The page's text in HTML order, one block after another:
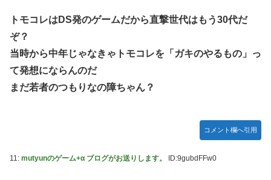
『ほの暮しの庭』パケ版初週売上、Switch2版「21965本」
Switch版「12458本」
百合子「隣に座る貴女」【ミリマス】
上國料萌衣ちゃん、留学中にマックのバイトに応募するも書
類選考で落とされてしまう
集開始 すでにトヨタ関係者が居住
トモコレはDS発のゲームだから直撃世代はもう30代だ
ぞ？
当時から中年じゃなきゃトモコレを「ガキのやるもの」っ
て発想にならんのだ
まだ若者のつもりなの障ちゃん？
コメント欄へ引用
11: mutyunのゲーム+α ブログがお送りします。 ID:9gubdFFw0